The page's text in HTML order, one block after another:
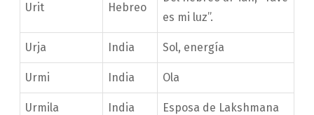
Urit Hebreo
es mi luz”.
Urja India Sol, energía
Urmi India Ola
Urmila India Esposa de Lakshmana